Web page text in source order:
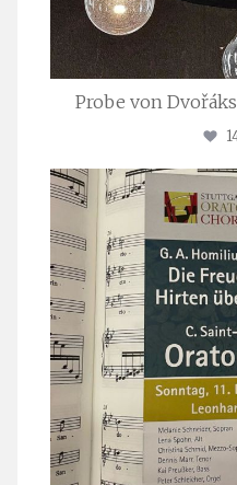
Probe von